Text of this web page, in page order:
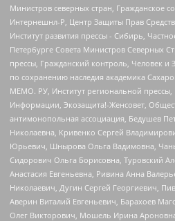
Министров северных стран, Гражданское
Интернешнл-Р, Центр Защиты Прав
Институт развития прессы - Сибирь,
Петербурге Совета Министров Северных
прессы, Гражданский контроль, Человек и
по сохранению наследия академика
МЕМО. РУ, Институт региональной прессы,
Информации, Экозащита!-Женсовет,
антимонопольная ассоциация, Бедушев
Николаевна, Кривенко Сергей
Юрьевич, Шнырова Ольга Вадимовна,
Сидорович Ольга Борисовна, Туровский
Анастасия Евгеньевна, Ривина Анна
Николаевич, Дугин Сергей Георгиевич,
Аверин Виталий Евгеньевич, Барахоев
Олег Викторович, Мошель Ирина